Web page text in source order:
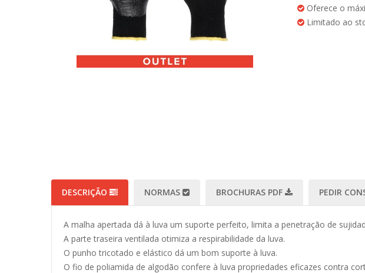
Oferece o
Limitado ao
DESCRIÇÃO NORMAS BROCHURAS PDF PEDIR
A malha apertada dá à luva um suporte perfeito, limita a penetração de
A parte traseira ventilada otimiza a respirabilidade da luva.
O punho tricotado e elástico dá um bom suporte à luva.
O fio de poliamida de algodão confere à luva propriedades eficazes contra